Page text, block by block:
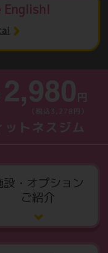
設・オプション
ご紹介